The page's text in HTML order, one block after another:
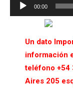
de
00:00
Un dato
información
teléfono +54
Aires 205